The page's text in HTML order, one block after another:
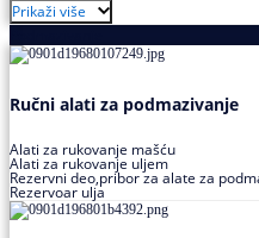
Prikaži više
Ručni alati za podmazivanje
Alati za rukovanje mašću
Alati za rukovanje uljem
Rezervni deo,pribor za alate za
Rezervoar ulja